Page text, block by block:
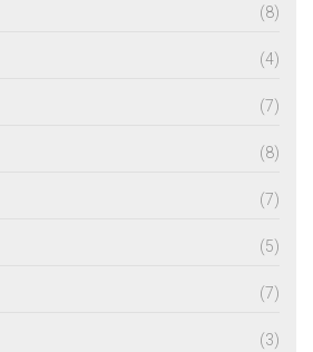
(8)
(4)
(7)
(8)
(7)
(5)
(7)
(3)